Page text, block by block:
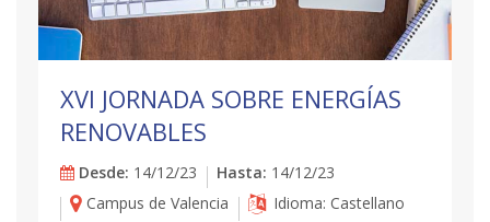
XVI JORNADA SOBRE ENERGÍAS
RENOVABLES
Desde: 14/12/23 Hasta: 14/12/23
Campus de Valencia
Idioma: Castellano